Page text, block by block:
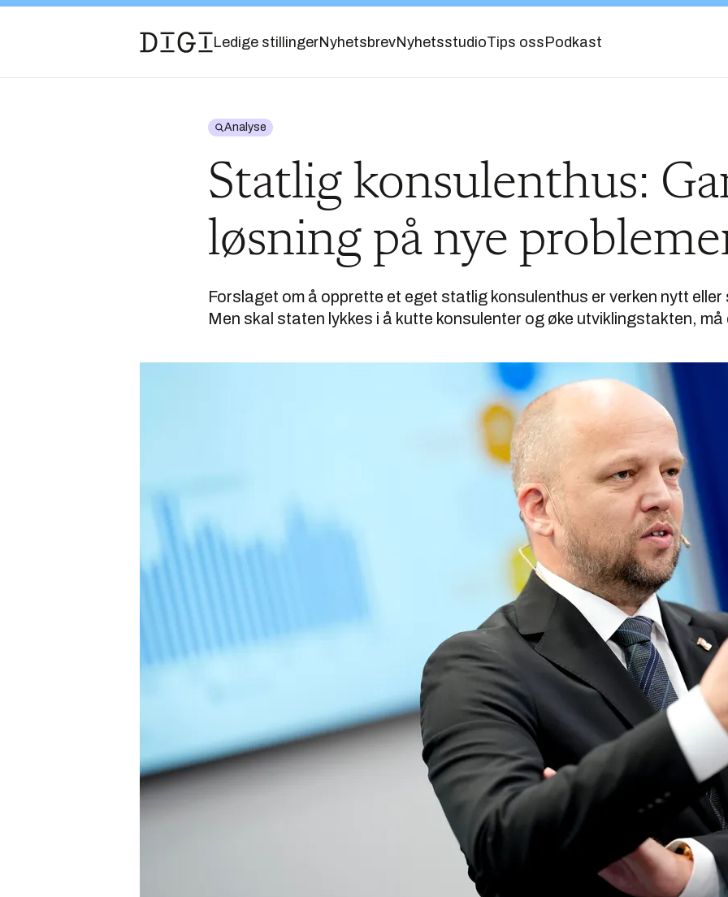
Ledige stillingerNyhetsbrevNyhetsstudioTips oss Podkast
Analyse
Statlig konsulenthus:
løsning på nye
Forslaget om å opprette et eget statlig konsulenthus er verken nytt
Men skal staten lykkes i å kutte konsulenter og øke utviklingstakten, må